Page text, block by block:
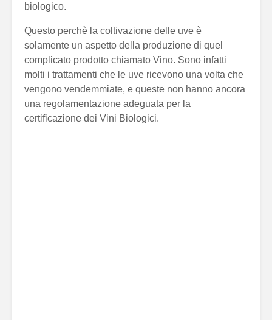
biologico.
Questo perchè la coltivazione delle uve è
solamente un aspetto della produzione di quel
complicato prodotto chiamato Vino. Sono infatti
molti i trattamenti che le uve ricevono una volta che
vengono vendemmiate, e queste non hanno ancora
una regolamentazione adeguata per la
certificazione dei Vini Biologici.